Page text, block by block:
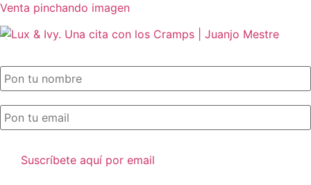
Venta pinchando imagen